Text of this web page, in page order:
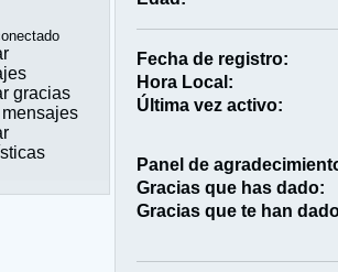
gracias
Fecha de registro:
Hora Local:
Última vez activo:
Panel de
Gracias que has dado:
Gracias que te han